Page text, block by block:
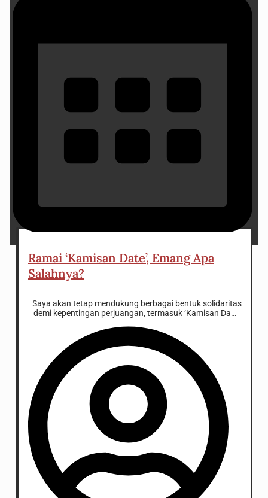
Ramai ‘Kamisan Date’, Emang Apa
Salahnya?
Saya akan tetap mendukung berbagai bentuk solidaritas
demi kepentingan perjuangan, termasuk ‘Kamisan Date’.
konsistensi perjuangan juga perlu dibarengi dengan
inisiatif untuk terus mengikuti zaman dan membuat
gerakan sosial itu terus relevan.